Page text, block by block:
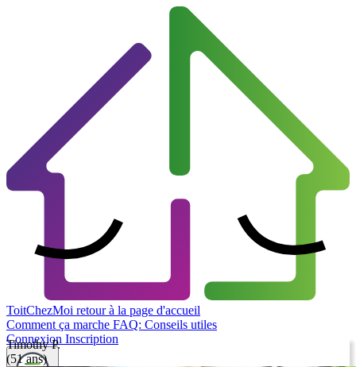
ToitChezMoi retour à la page d'accueil
Comment ça marche FAQ: Conseils utiles
Connexion Inscription
Timothy P.
(51 ans)